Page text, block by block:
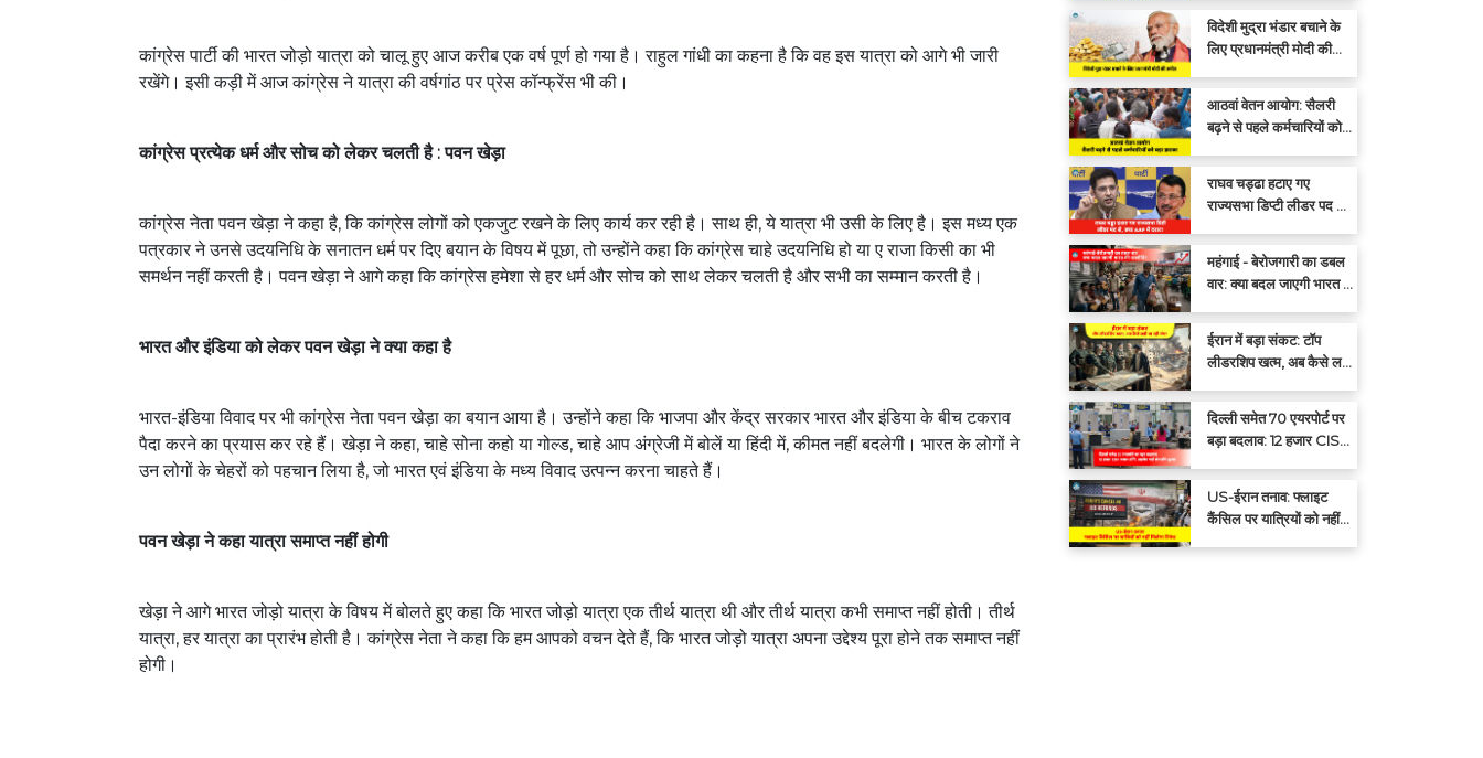
कांग्रेस पार्टी की भारत जोड़ो यात्रा को चालू हुए आज करीब एक वर्ष पूर्ण हो गया है। राहुल गांधी का कहना है कि वह इस यात्रा को आगे भी जारी
रखेंगे। इसी कड़ी में आज कांग्रेस ने यात्रा की वर्षगांठ पर प्रेस कॉन्फ्रेंस भी की।
कांग्रेस प्रत्येक धर्म और सोच को लेकर चलती है : पवन खेड़ा
कांग्रेस नेता पवन खेड़ा ने कहा है, कि कांग्रेस लोगों को एकजुट रखने के लिए कार्य कर रही है। साथ ही, ये यात्रा भी उसी के लिए है। इस मध्य एक
पत्रकार ने उनसे उदयनिधि के सनातन धर्म पर दिए बयान के विषय में पूछा, तो उन्होंने कहा कि कांग्रेस चाहे उदयनिधि हो या ए राजा किसी का भी
समर्थन नहीं करती है। पवन खेड़ा ने आगे कहा कि कांग्रेस हमेशा से हर धर्म और सोच को साथ लेकर चलती है और सभी का सम्मान करती है।
भारत और इंडिया को लेकर पवन खेड़ा ने क्या कहा है
भारत-इंडिया विवाद पर भी कांग्रेस नेता पवन खेड़ा का बयान आया है। उन्होंने कहा कि भाजपा और केंद्र सरकार भारत और इंडिया के बीच टकराव
पैदा करने का प्रयास कर रहे हैं। खेड़ा ने कहा, चाहे सोना कहो या गोल्ड, चाहे आप अंग्रेजी में बोलें या हिंदी में, कीमत नहीं बदलेगी। भारत के लोगों ने
उन लोगों के चेहरों को पहचान लिया है, जो भारत एवं इंडिया के मध्य विवाद उत्पन्न करना चाहते हैं।
पवन खेड़ा ने कहा यात्रा समाप्त नहीं होगी
खेड़ा ने आगे भारत जोड़ो यात्रा के विषय में बोलते हुए कहा कि भारत जोड़ो यात्रा एक तीर्थ यात्रा थी और तीर्थ यात्रा कभी समाप्त नहीं होती। तीर्थ
यात्रा, हर यात्रा का प्रारंभ होती है। कांग्रेस नेता ने कहा कि हम आपको वचन देते हैं, कि भारत जोड़ो यात्रा अपना उद्देश्य पूरा होने तक समाप्त नहीं
होगी।
विदेशी मुद्रा भंडार बचाने के
लिए प्रधानमंत्री मोदी की
आठवां वेतन आयोग: सैलरी
बढ़ने से पहले कर्मचारियों को
राघव चड्ढा हटाए गए
राज्यसभा डिप्टी लीडर पद से,
महंगाई - बेरोजगारी का डबल
वार: क्या बदल जाएगी भारत की
ईरान में बड़ा संकट: टॉप
लीडरशिप खत्म, अब कैसे लड़ी
दिल्ली समेत 70 एयरपोर्ट पर
बड़ा बदलाव: 12 हजार CISF
संभालेंगे सुरक्षा
US-ईरान तनाव: फ्लाइट
कैंसिल पर यात्रियों को नहीं